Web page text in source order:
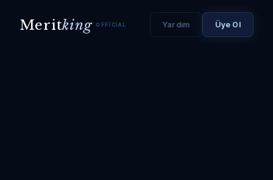
Meritking OFFICIAL Yardım Üye Ol